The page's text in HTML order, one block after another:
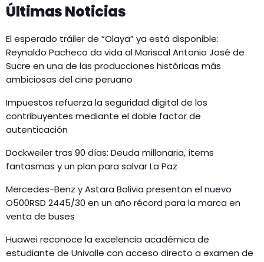
Últimas Noticias
El esperado tráiler de “Olaya” ya está disponible:
Reynaldo Pacheco da vida al Mariscal Antonio José de
Sucre en una de las producciones históricas más
ambiciosas del cine peruano
Impuestos refuerza la seguridad digital de los
contribuyentes mediante el doble factor de
autenticación
Dockweiler tras 90 días: Deuda millonaria, ítems
fantasmas y un plan para salvar La Paz
Mercedes-Benz y Astara Bolivia presentan el nuevo
O500RSD 2445/30 en un año récord para la marca en
venta de buses
Huawei reconoce la excelencia académica de
estudiante de Univalle con acceso directo a examen de